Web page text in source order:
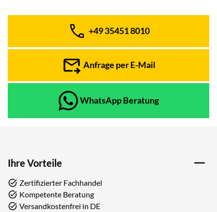
Telefon:
+49 35451 8010
Anfrage per E-Mail
WhatsApp Beratung
Ihre Vorteile
Zertifizierter Fachhandel
Kompetente Beratung
Versandkostenfrei in DE